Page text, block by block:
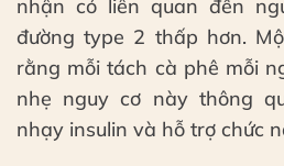
nhận có liên quan đến
đường type 2 thấp hơn.
rằng mỗi tách cà phê mỗi
nhẹ nguy cơ này thông
nhạy insulin và hỗ trợ chức